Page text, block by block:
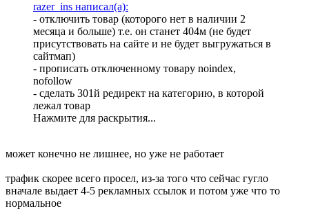
razer_ins написал(а):
- отключить товар (которого нет в наличии 2
месяца и больше) т.е. он станет 404м (не будет
присутствовать на сайте и не будет выгружаться в
сайтмап)
- прописать отключенному товару noindex,
nofollow
- сделать 301й редирект на категорию, в которой
лежал товар
Нажмите для раскрытия...
может конечно не лишнее, но уже не работает
трафик скорее всего просел, из-за того что сейчас гугло
вначале выдает 4-5 рекламных ссылок и потом уже что то
нормальное